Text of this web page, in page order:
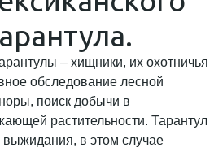
– хищники, их охотничья
обследование лесной
поиск добычи в
растительности. Тарантул
выжидания, в этом случае